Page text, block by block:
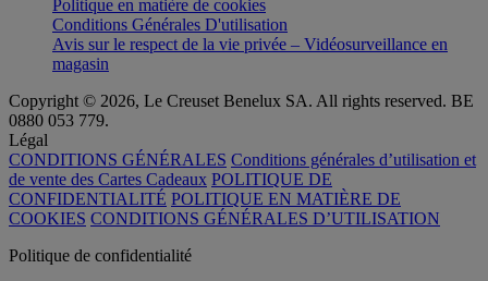
Politique en matière de cookies
Conditions Générales D'utilisation
Avis sur le respect de la vie privée – Vidéosurveillance en
magasin
Copyright © 2026, Le Creuset Benelux SA. All rights reserved. BE
0880 053 779.
Légal
CONDITIONS GÉNÉRALES Conditions générales d’utilisation et
de vente des Cartes Cadeaux POLITIQUE DE
CONFIDENTIALITÉ POLITIQUE EN MATIÈRE DE
COOKIES CONDITIONS GÉNÉRALES D’UTILISATION
Politique de confidentialité